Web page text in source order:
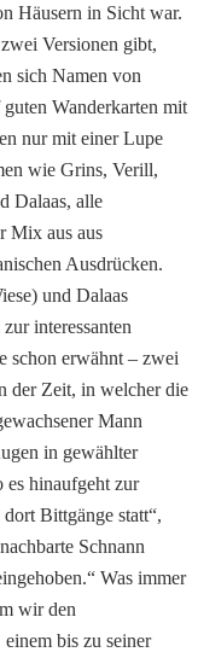
Häusern in Sicht war.
Versionen gibt,
sich Namen von
Wanderkarten mit
nur mit einer Lupe
wie Grins, Verill,
Dalaas, alle
Mix aus aus
Ausdrücken.
und Dalaas
interessanten
schon erwähnt – zwei
der Zeit, in welcher die
Mann
in gewählter
es hinaufgeht zur
Bittgänge statt“,
Schnann
Was immer
wir den
bis zu seiner